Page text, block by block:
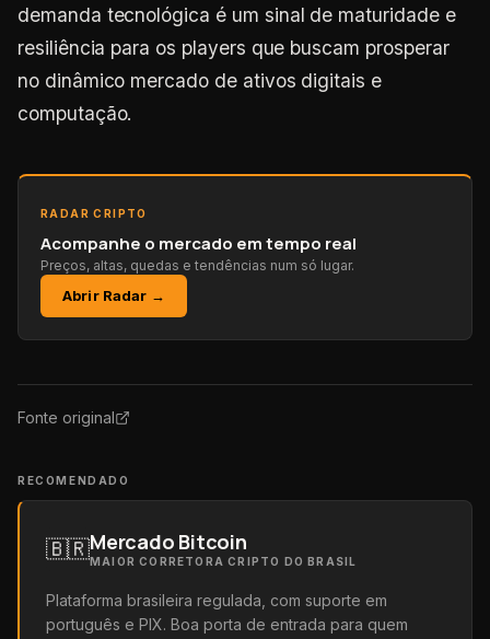
demanda tecnológica é um sinal de maturidade e
resiliência para os players que buscam prosperar
no dinâmico mercado de ativos digitais e
computação.
RADAR CRIPTO
Acompanhe o mercado em tempo real
Preços, altas, quedas e tendências num só lugar.
Abrir Radar →
Fonte original
RECOMENDADO
🇧🇷Mercado Bitcoin
MAIOR CORRETORA CRIPTO DO BRASIL
Plataforma brasileira regulada, com suporte em
português e PIX. Boa porta de entrada para quem